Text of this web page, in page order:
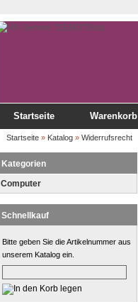
Startseite Warenkorb
Startseite » Katalog » Widerrufsrecht
Kategorien
Computer
Schnellkauf
Bitte geben Sie die Artikelnummer aus
unserem Katalog ein.